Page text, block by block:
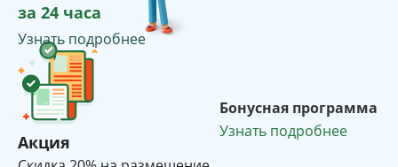
за 24 часа
Узнать подробнее
Акция
Бонусная программа
Узнать подробнее